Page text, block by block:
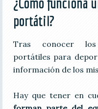
portátil?
Tras conocer los
portátiles para
información de los
Hay que tener en